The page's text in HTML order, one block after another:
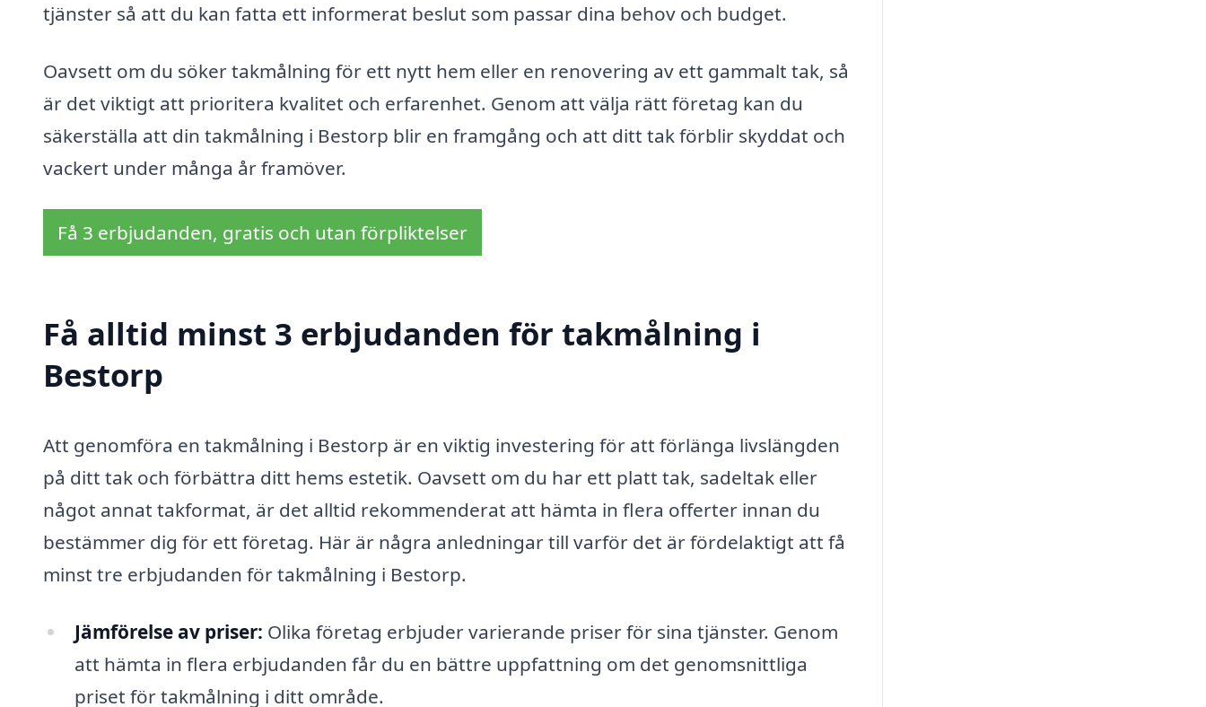
tjänster så att du kan fatta ett informerat beslut som passar dina behov och budget.
Oavsett om du söker takmålning för ett nytt hem eller en renovering av ett gammalt tak, så
är det viktigt att prioritera kvalitet och erfarenhet. Genom att välja rätt företag kan du
säkerställa att din takmålning i Bestorp blir en framgång och att ditt tak förblir skyddat och
vackert under många år framöver.
Få 3 erbjudanden, gratis och utan förpliktelser
Få alltid minst 3 erbjudanden för takmålning i
Bestorp
Att genomföra en takmålning i Bestorp är en viktig investering för att förlänga livslängden
på ditt tak och förbättra ditt hems estetik. Oavsett om du har ett platt tak, sadeltak eller
något annat takformat, är det alltid rekommenderat att hämta in flera offerter innan du
bestämmer dig för ett företag. Här är några anledningar till varför det är fördelaktigt att få
minst tre erbjudanden för takmålning i Bestorp.
Jämförelse av priser: Olika företag erbjuder varierande priser för sina tjänster. Genom
att hämta in flera erbjudanden får du en bättre uppfattning om det genomsnittliga
priset för takmålning i ditt område.